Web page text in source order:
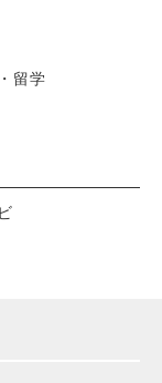
留学